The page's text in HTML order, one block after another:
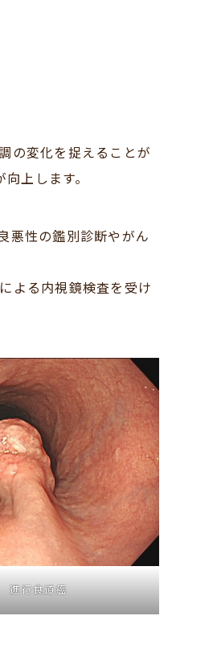
の変化を捉えることが
上します。
悪性の鑑別診断やがん
よる内視鏡検査を受け
進行食道癌